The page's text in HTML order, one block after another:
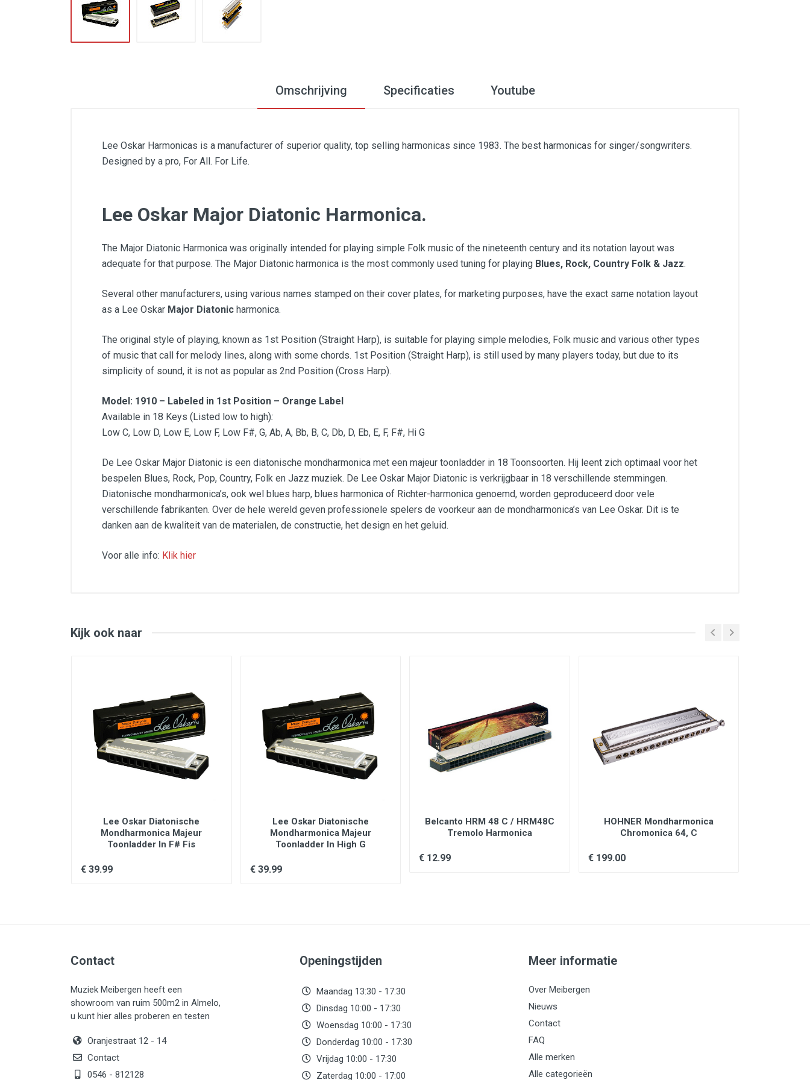
Omschrijving Specificaties Youtube
Lee Oskar Harmonicas is a manufacturer of superior quality, top selling harmonicas since 1983. The best harmonicas for singer/songwriters.
Designed by a pro, For All. For Life.
Lee Oskar Major Diatonic Harmonica.
The Major Diatonic Harmonica was originally intended for playing simple Folk music of the nineteenth century and its notation layout was
adequate for that purpose. The Major Diatonic harmonica is the most commonly used tuning for playing Blues, Rock, Country Folk & Jazz.
Several other manufacturers, using various names stamped on their cover plates, for marketing purposes, have the exact same notation layout
as a Lee Oskar Major Diatonic harmonica.
The original style of playing, known as 1st Position (Straight Harp), is suitable for playing simple melodies, Folk music and various other types
of music that call for melody lines, along with some chords. 1st Position (Straight Harp), is still used by many players today, but due to its
simplicity of sound, it is not as popular as 2nd Position (Cross Harp).
Model: 1910 – Labeled in 1st Position – Orange Label
Available in 18 Keys (Listed low to high):
Low C, Low D, Low E, Low F, Low F#, G, Ab, A, Bb, B, C, Db, D, Eb, E, F, F#, Hi G
De Lee Oskar Major Diatonic is een diatonische mondharmonica met een majeur toonladder in 18 Toonsoorten. Hij leent zich optimaal voor het
bespelen Blues, Rock, Pop, Country, Folk en Jazz muziek. De Lee Oskar Major Diatonic is verkrijgbaar in 18 verschillende stemmingen.
Diatonische mondharmonica’s, ook wel blues harp, blues harmonica of Richter-harmonica genoemd, worden geproduceerd door vele
verschillende fabrikanten. Over de hele wereld geven professionele spelers de voorkeur aan de mondharmonica’s van Lee Oskar. Dit is te
danken aan de kwaliteit van de materialen, de constructie, het design en het geluid.
Voor alle info: Klik hier
gewicht: 96 gram
De kwaliteit van de materialen, de constructie, het design en het geluid maken de mondharmonica’s van Lee Oskar geliefd bij professionele spelers over
de gehele wereld.
Kijk ook naar
Lee Oskar Diatonische
Mondharmonica Majeur
Toonladder In F# Fis
€ 39.99
Lee Oskar Diatonische
Mondharmonica Majeur
Toonladder In High G
€ 39.99
Belcanto HRM 48 C / HRM48C
Tremolo Harmonica
€ 12.99
HOHNER Mondharmonica
Chromonica 64, C
€ 199.00
Contact
Muziek Meibergen heeft een
showroom van ruim 500m2 in Almelo,
u kunt hier alles proberen en testen
Oranjestraat 12 - 14
Contact
0546 - 812128
Openingstijden
Maandag 13:30 - 17:30
Dinsdag 10:00 - 17:30
Woensdag 10:00 - 17:30
Donderdag 10:00 - 17:30
Vrijdag 10:00 - 17:30
Zaterdag 10:00 - 17:00
Meer informatie
Over Meibergen
Nieuws
Contact
FAQ
Alle merken
Alle categorieën